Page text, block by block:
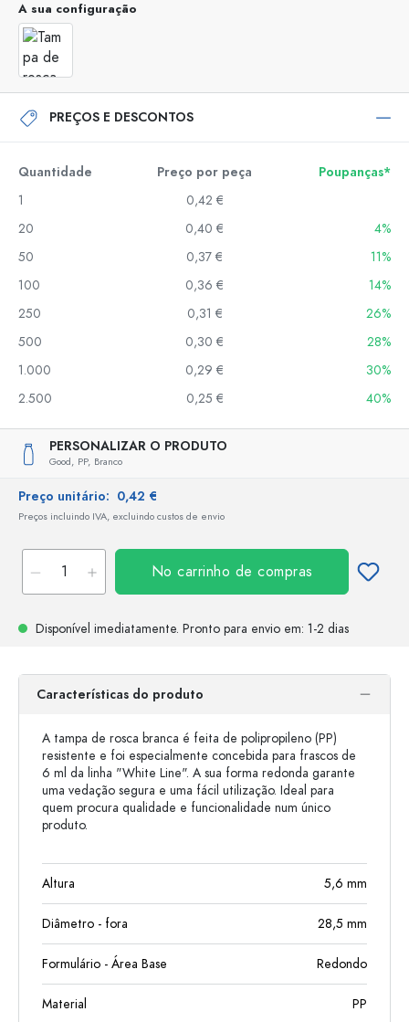
A sua configuração
PREÇOS E DESCONTOS
Quantidade Preço por peça
Poupanças*
1
0,42 €
20
0,40 €
4%
50
0,37 €
11%
100
0,36 €
14%
250
0,31 €
26%
500
0,30 €
28%
1.000
0,29 €
30%
2.500
0,25 € 40%
PERSONALIZAR O PRODUTO
Good, PP, Branco
Preço unitário: 0,42 €
Preços incluindo IVA, excluindo custos de envio
No carrinho de compras
Disponível imediatamente. Pronto para envio em: 1-2 dias
Características do produto
A tampa de rosca branca é feita de polipropileno (PP)
resistente e foi especialmente concebida para frascos de
6 ml da linha "White Line". A sua forma redonda garante
uma vedação segura e uma fácil utilização. Ideal para
quem procura qualidade e funcionalidade num único
produto.
Altura 5,6 mm
Diâmetro - fora 28,5 mm
Formulário - Área Base Redondo
Material PP